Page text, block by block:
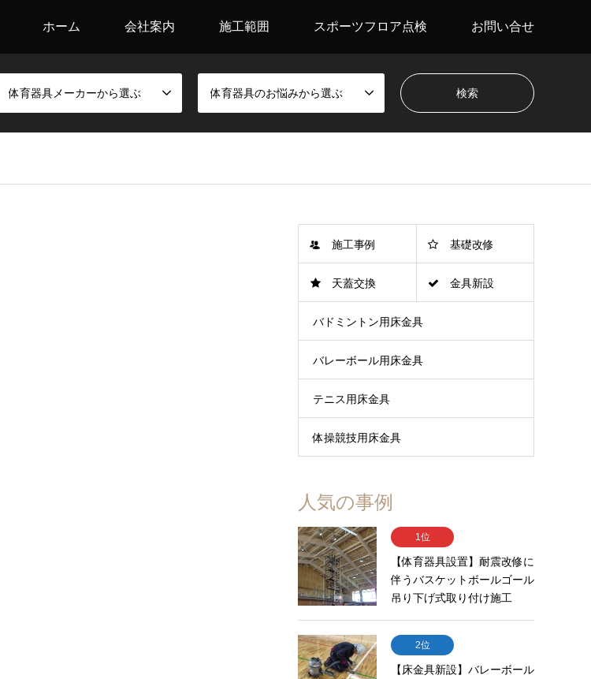
ホーム 会社案内 施工範囲 スポーツフロア点検 お問い合せ
体育器具メーカーから選ぶ 体育器具のお悩みから選ぶ
施工事例 基礎改修
天蓋交換 金具新設
バドミントン用床金具
バレーボール用床金具
テニス用床金具
体操競技用床金具
人気の事例
1位
【体育器具設置】耐震改修に
伴うバスケットボールゴール
吊り下げ式取り付け施工
2位
【床金具新設】バレーボール